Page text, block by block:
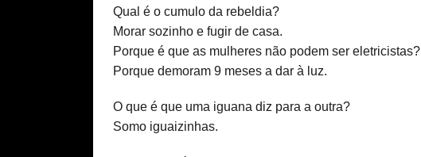
Qual é o cumulo da rebeldia?
Morar sozinho e fugir de casa.
Porque é que as mulheres não podem ser eletricistas?
Porque demoram 9 meses a dar à luz.
O que é que uma iguana diz para a outra?
Somo iguaizinhas.